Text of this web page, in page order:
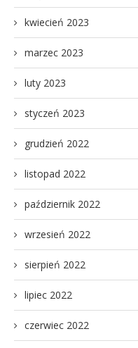
kwiecień 2023
marzec 2023
luty 2023
styczeń 2023
grudzień 2022
listopad 2022
październik 2022
wrzesień 2022
sierpień 2022
lipiec 2022
czerwiec 2022